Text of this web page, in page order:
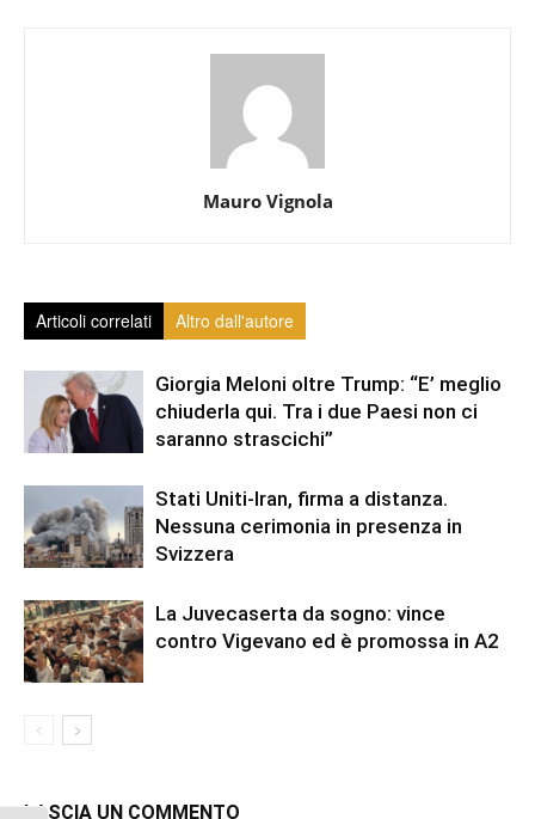
Mauro Vignola
Articoli correlati Altro dall'autore
Giorgia Meloni oltre Trump: “E’ meglio
chiuderla qui. Tra i due Paesi non ci
saranno strascichi”
Stati Uniti-Iran, firma a distanza.
Nessuna cerimonia in presenza in
Svizzera
La Juvecaserta da sogno: vince
contro Vigevano ed è promossa in A2
LASCIA UN COMMENTO